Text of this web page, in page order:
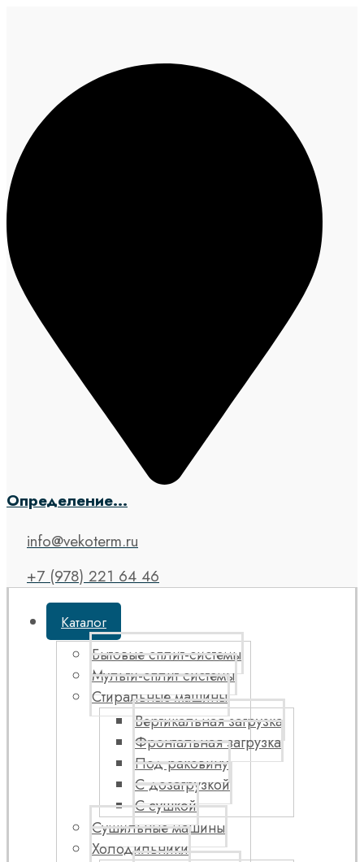
Определение...
info@vekoterm.ru
+7 (978) 221 64 46
Каталог
Бытовые сплит-системы
Мульти-сплит системы
Стиральные машины
Вертикальная загрузка
Фронтальная загрузка
Под раковину
С дозагрузкой
С сушкой
Сушильные машины
Холодильники